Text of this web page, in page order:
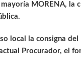
MORENA, la
local la consigna
Procurador, el